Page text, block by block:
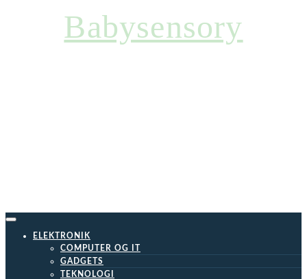
Babysensory
ELEKTRONIK
COMPUTER OG IT
GADGETS
TEKNOLOGI